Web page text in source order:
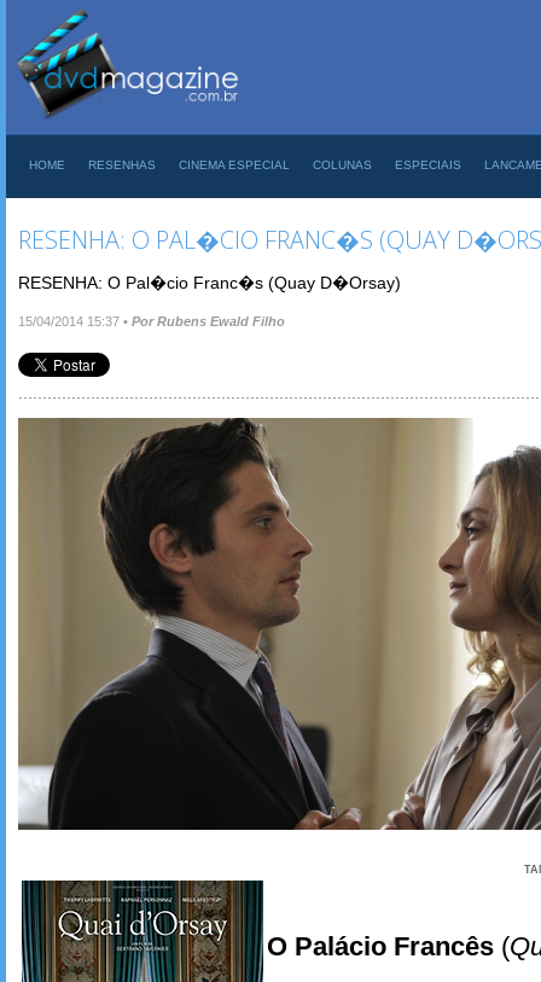
HOME RESENHAS CINEMA ESPECIAL COLUNAS ESPECIAIS
RESENHA: O PAL�CIO FRANC�S (QUAY
RESENHA: O Pal�cio Franc�s (Quay D�Orsay)
15/04/2014 15:37 • Por Rubens Ewald Filho
O Palácio Francês (